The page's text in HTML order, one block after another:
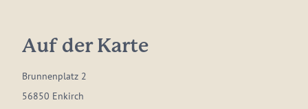
Auf der Karte
Brunnenplatz 2
56850 Enkirch